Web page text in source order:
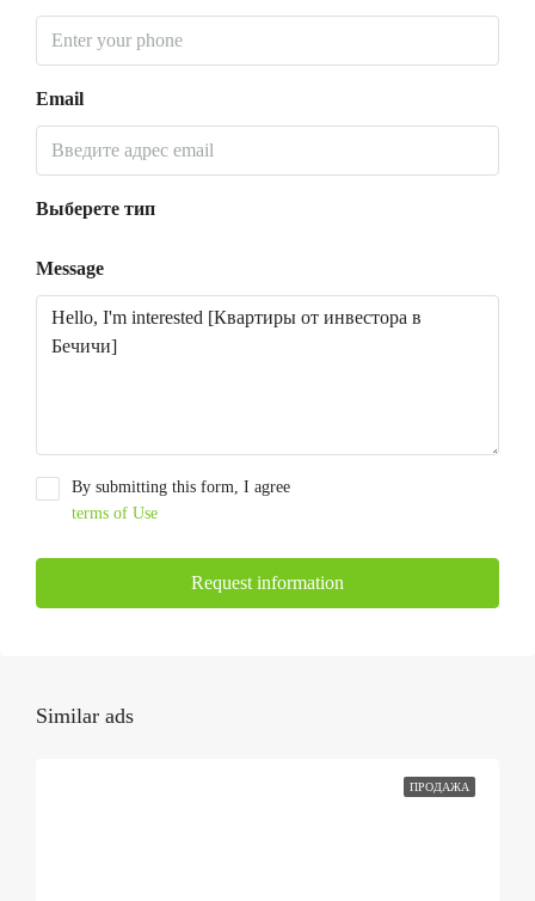
Email
Выберете тип
Message
By submitting this form, I agree
terms of Use
Request information
Similar ads
ПРОДАЖА